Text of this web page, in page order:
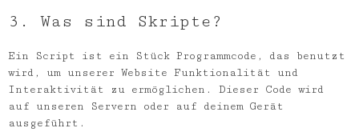
3. Was sind Skripte?
Ein Script ist ein Stück Programmcode, das benutzt
wird, um unserer Website Funktionalität und
Interaktivität zu ermöglichen. Dieser Code wird
auf unseren Servern oder auf deinem Gerät
ausgeführt.